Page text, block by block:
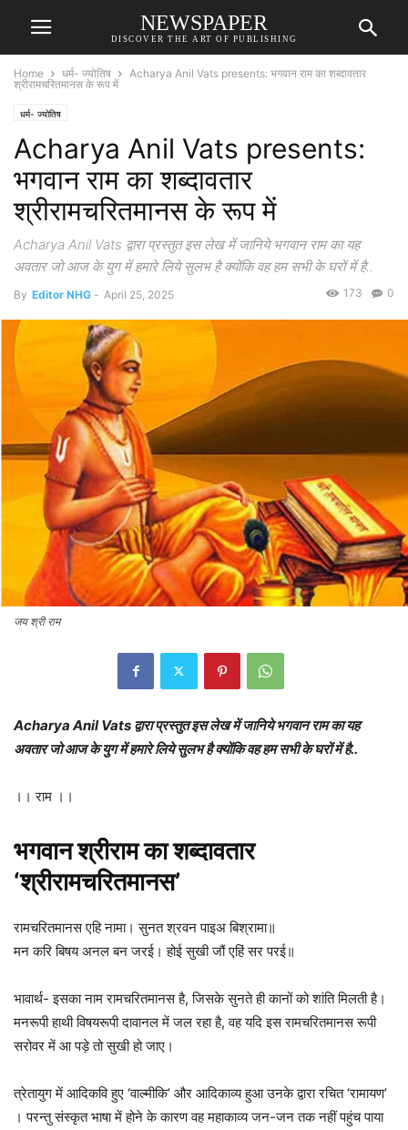
NEWSPAPER
DISCOVER THE ART OF PUBLISHING
Home धर्म- ज्योतिष
Acharya Anil Vats presents: भगवान राम का शब्दावतार
श्रीरामचरितमानस के रूप में
धर्म- ज्योतिष
Acharya Anil Vats presents:
भगवान राम का शब्दावतार
श्रीरामचरितमानस के रूप में
Acharya Anil Vats द्वारा प्रस्तुत इस लेख में जानिये भगवान राम का यह
अवतार जो आज के युग में हमारे लिये सुलभ है क्योंकि वह हम सभी के घरों में है..
By Editor NHG - April 25, 2025 0
173
जय श्री राम
Acharya Anil Vats द्वारा प्रस्तुत इस लेख में जानिये भगवान राम का यह
अवतार जो आज के युग में हमारे लिये सुलभ है क्योंकि वह हम सभी के घरों में है..
।। राम ।।
भगवान श्रीराम का शब्दावतार
‘श्रीरामचरितमानस’
रामचरितमानस एहि नामा। सुनत श्रवन पाइअ बिश्रामा॥
मन करि बिषय अनल बन जरई। होई सुखी जौं एहिं सर परई॥
भावार्थ- इसका नाम रामचरितमानस है, जिसके सुनते ही कानों को शांति मिलती है।
मनरूपी हाथी विषयरूपी दावानल में जल रहा है, वह यदि इस रामचरितमानस रूपी
सरोवर में आ पड़े तो सुखी हो जाए।
त्रेतायुग में आदिकवि हुए ‘वाल्मीकि’ और आदिकाव्य हुआ उनके द्वारा रचित ‘रामायण’
। परन्तु संस्कृत भाषा में होने के कारण वह महाकाव्य जन-जन तक नहीं पहुंच पाया